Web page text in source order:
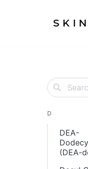
S K I
D
DEA-
(DEA-